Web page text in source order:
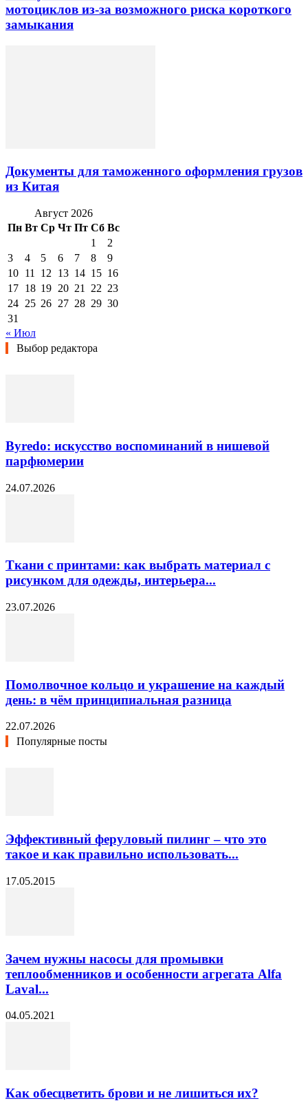
мотоциклов из-за возможного риска короткого
замыкания
Документы для таможенного оформления грузов
из Китая
Август 2026
Пн Вт Ср Чт Пт Сб Вс
1
2
3
4 5 6 7 8
9
10 11 12 13 14 15 16
17 18 19 20 21 22 23
24 25 26 27 28 29 30
31
« Июл
Выбор редактора
Byredo: искусство воспоминаний в нишевой
парфюмерии
24.07.2026
Ткани с принтами: как выбрать материал с
рисунком для одежды, интерьера...
23.07.2026
Помолвочное кольцо и украшение на каждый
день: в чём принципиальная разница
22.07.2026
Популярные посты
Эффективный феруловый пилинг – что это
такое и как правильно использовать...
17.05.2015
Зачем нужны насосы для промывки
теплообменников и особенности агрегата Alfa
Laval...
04.05.2021
Как обесцветить брови и не лишиться их?